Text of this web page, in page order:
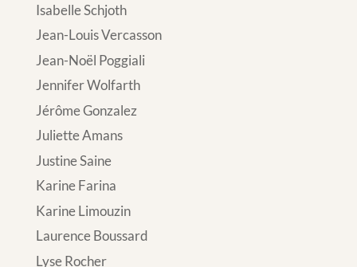
Isabelle Schjoth
Jean-Louis Vercasson
Jean-Noël Poggiali
Jennifer Wolfarth
Jérôme Gonzalez
Juliette Amans
Justine Saine
Karine Farina
Karine Limouzin
Laurence Boussard
Lyse Rocher